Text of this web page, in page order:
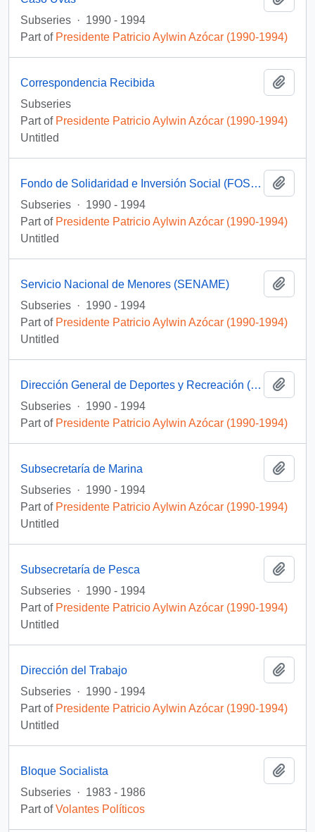
Subseries · 1990 - 1994
Part of Presidente Patricio Aylwin Azócar (1990-1994)
Correspondencia Recibida
Subseries
Part of Presidente Patricio Aylwin Azócar (1990-1994)
Untitled
Fondo de Solidaridad e Inversión Social (FOSIS)
Subseries · 1990 - 1994
Part of Presidente Patricio Aylwin Azócar (1990-1994)
Untitled
Servicio Nacional de Menores (SENAME)
Subseries · 1990 - 1994
Part of Presidente Patricio Aylwin Azócar (1990-1994)
Untitled
Dirección General de Deportes y Recreación (DIGEDER)
Subseries · 1990 - 1994
Part of Presidente Patricio Aylwin Azócar (1990-1994)
Subsecretaría de Marina
Subseries · 1990 - 1994
Part of Presidente Patricio Aylwin Azócar (1990-1994)
Untitled
Subsecretaría de Pesca
Subseries · 1990 - 1994
Part of Presidente Patricio Aylwin Azócar (1990-1994)
Untitled
Dirección del Trabajo
Subseries · 1990 - 1994
Part of Presidente Patricio Aylwin Azócar (1990-1994)
Untitled
Bloque Socialista
Subseries · 1983 - 1986
Part ofVolantes Políticos